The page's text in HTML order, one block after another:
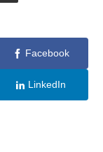
Facebook
LinkedIn